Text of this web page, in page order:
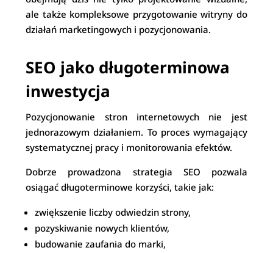
ale także kompleksowe przygotowanie witryny do
działań marketingowych i pozycjonowania.
SEO jako długoterminowa
inwestycja
Pozycjonowanie stron internetowych nie jest
jednorazowym działaniem. To proces wymagający
systematycznej pracy i monitorowania efektów.
Dobrze prowadzona strategia SEO pozwala
osiągać długoterminowe korzyści, takie jak:
zwiększenie liczby odwiedzin strony,
pozyskiwanie nowych klientów,
budowanie zaufania do marki,